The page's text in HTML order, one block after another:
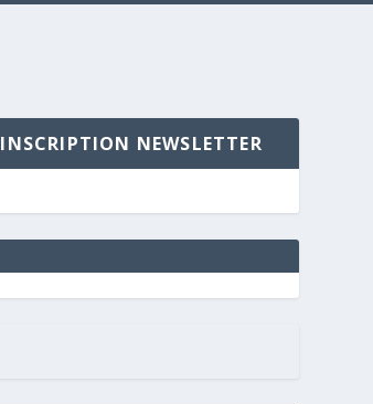
INSCRIPTION NEWSLETTER